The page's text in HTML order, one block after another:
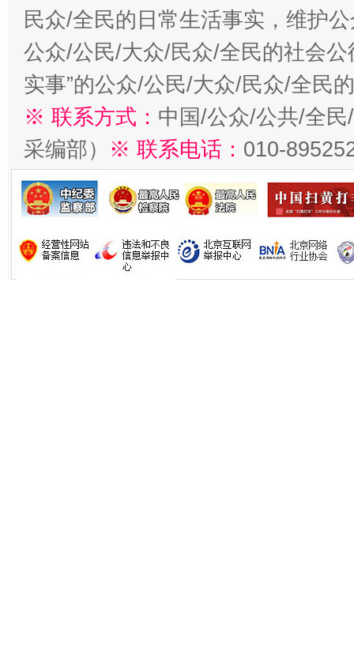
民众/全民的日常生活事实，维护
公众/公民/大众/民众/全民的社会公
实事”的公众/公民/大众/民众/全民
※ 联系方式： 中国/公众/公共/全
采编部） ※ 联系电话： 010-